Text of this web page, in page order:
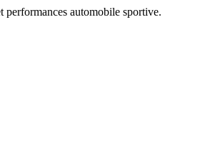
performances automobile sportive.